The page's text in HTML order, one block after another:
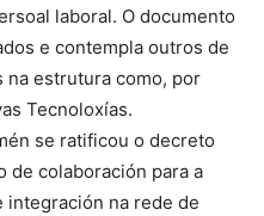
laboral. O documento
e contempla outros de
na estrutura como, por
Tecnoloxías.
se ratificou o decreto
de colaboración para a
integración na rede de